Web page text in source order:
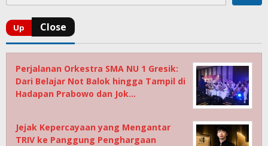
Perjalanan Orkestra SMA NU 1 Gresik:
Dari Belajar Not Balok hingga Tampil di
Hadapan Prabowo dan Jok…
Jejak Kepercayaan yang Mengantar
TRIV ke Panggung Penghargaan